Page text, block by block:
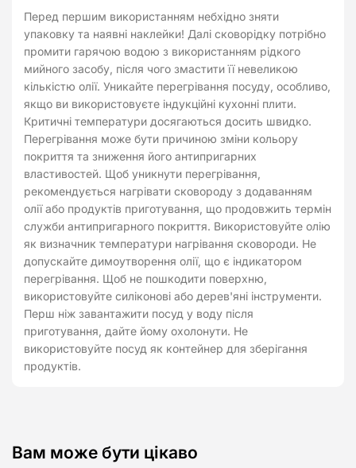
Перед першим використанням небхідно зняти
упаковку та наявні наклейки! Далі сковорідку потрібно
промити гарячою водою з використанням рідкого
мийного засобу, після чого змастити її невеликою
кількістю олії. Уникайте перегрівання посуду, особливо,
якщо ви використовуєте індукційні кухонні плити.
Критичні температури досягаються досить швидко.
Перегрівання може бути причиною зміни кольору
покриття та зниження його антипригарних
властивостей. Щоб уникнути перегрівання,
рекомендується нагрівати сковороду з додаванням
олії або продуктів приготування, що продовжить термін
служби антипригарного покриття. Використовуйте олію
як визначник температури нагрівання сковороди. Не
допускайте димоутворення олії, що є індикатором
перегрівання. Щоб не пошкодити поверхню,
використовуйте силіконові або дерев'яні інструменти.
Перш ніж завантажити посуд у воду після
приготування, дайте йому охолонути. Не
використовуйте посуд як контейнер для зберігання
продуктів.
Вам може бути цікаво